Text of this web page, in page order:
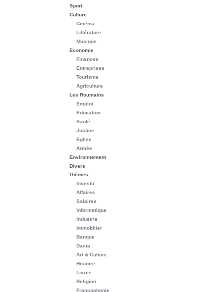
Sport
Culture
Cinéma
Littérature
Musique
Economie
Finances
Entreprises
Tourisme
Agriculture
Les Roumains
Emploi
Education
Santé
Justice
Eglise
Armée
Environnement
Divers
Thèmes :
Investir
Affaires
Salaires
Informatique
Industrie
Immobilier
Banque
Dacia
Art & Culture
Histoire
Livres
Religion
Francophonie